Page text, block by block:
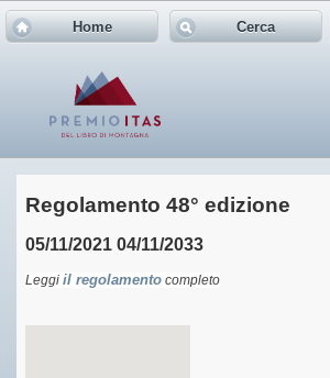
Home Cerca
Regolamento 48° edizione
05/11/2021 04/11/2033
Leggiil regolamento completo